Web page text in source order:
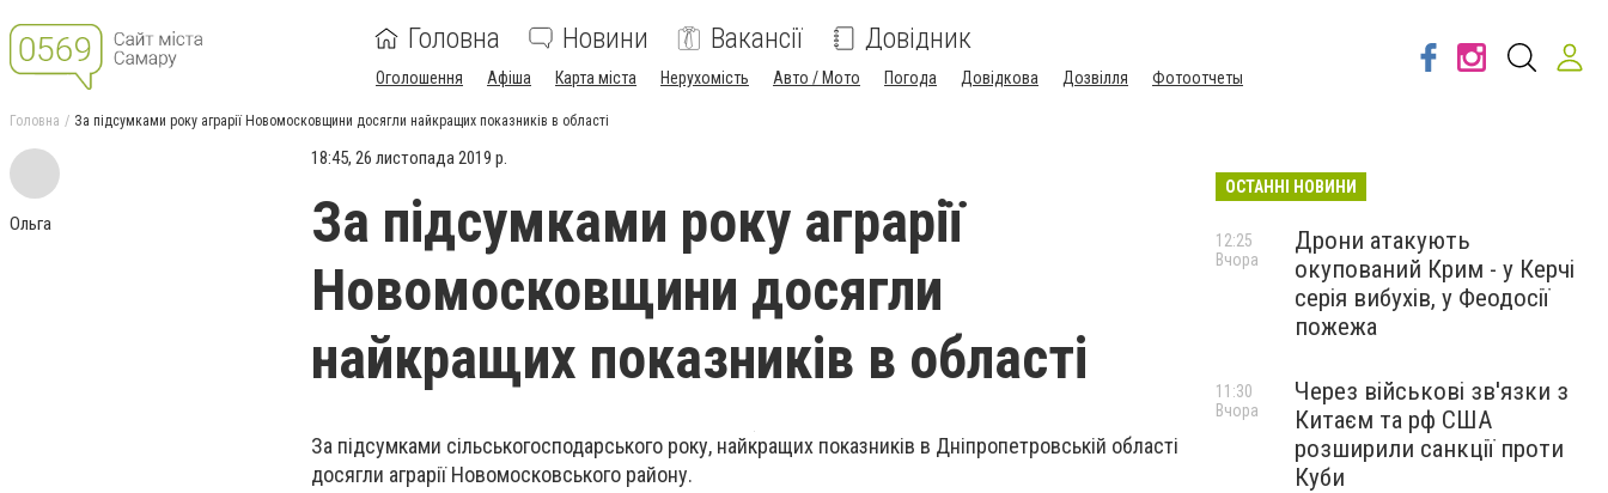
Головна Новини Вакансії Довідник
Оголошення Афіша Карта міста Нерухомість Авто / Мото Погода Довідкова Дозвілля Фотоотчеты
Головна За підсумками року аграрії Новомосковщини досягли найкращих показників в області
Ольга
18:45, 26 листопада 2019 р.
За підсумками року аграрії
Новомосковщини досягли
найкращих показників в області
За підсумками сільськогосподарського року, найкращих показників в Дніпропетровській області
досягли аграрії Новомосковського району.
ОСТАННІ НОВИНИ
Дрони атакують
окупований Крим - у Керчі
серія вибухів, у Феодосії
пожежа
12:25
Вчора
Через військові зв'язки з
Китаєм та рф США
розширили санкції проти
Куби
11:30
Вчора